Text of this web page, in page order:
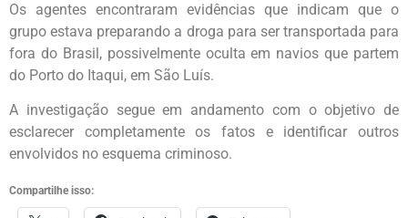
Os agentes encontraram evidências que indicam que o
grupo estava preparando a droga para ser transportada para
fora do Brasil, possivelmente oculta em navios que partem
do Porto do Itaqui, em São Luís.
A investigação segue em andamento com o objetivo de
esclarecer completamente os fatos e identificar outros
envolvidos no esquema criminoso.
Compartilhe isso: